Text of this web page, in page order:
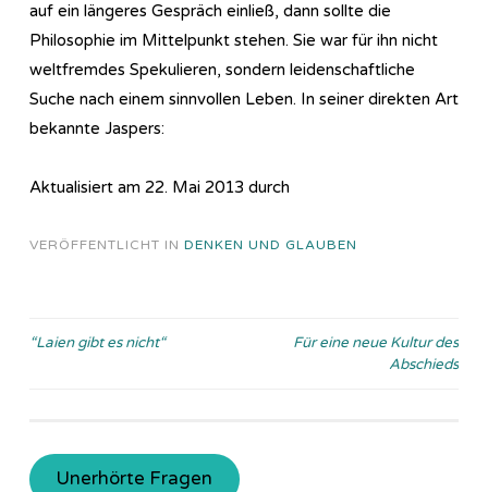
auf ein längeres Gespräch einließ, dann sollte die
Philosophie im Mittelpunkt stehen. Sie war für ihn nicht
weltfremdes Spekulieren, sondern leidenschaftliche
Suche nach einem sinnvollen Leben. In seiner direkten Art
bekannte Jaspers:
Aktualisiert am 22. Mai 2013 durch
VERÖFFENTLICHT IN DENKEN UND GLAUBEN
Beitragsnavigation
“Laien gibt es nicht“
Für eine neue Kultur des
Abschieds
Unerhörte Fragen